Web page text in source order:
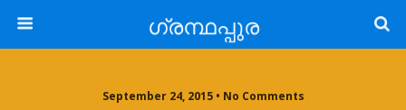
ഗ്രന്ഥപ്പുര
September 24, 2015 • No Comments